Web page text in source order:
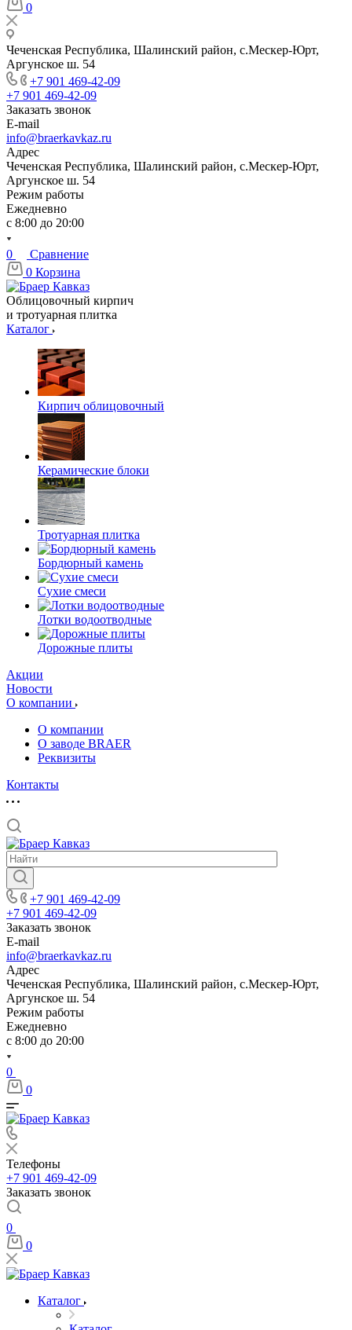
0
Чеченская Республика, Шалинский район, с.Мескер-Юрт,
Аргунское ш. 54
+7 901 469-42-09
+7 901 469-42-09
Заказать звонок
E-mail
info@braerkavkaz.ru
Адрес
Чеченская Республика, Шалинский район, с.Мескер-Юрт,
Аргунское ш. 54
Режим работы
Ежедневно
с 8:00 до 20:00
0
Сравнение
0 Корзина
Облицовочный кирпич
и тротуарная плитка
Каталог
Кирпич облицовочный
Керамические блоки
Тротуарная плитка
Бордюрный камень
Сухие смеси
Лотки водоотводные
Дорожные плиты
Акции
Новости
О компании
О компании
О заводе BRAER
Реквизиты
Контакты
+7 901 469-42-09
+7 901 469-42-09
Заказать звонок
E-mail
info@braerkavkaz.ru
Адрес
Чеченская Республика, Шалинский район, с.Мескер-Юрт,
Аргунское ш. 54
Режим работы
Ежедневно
с 8:00 до 20:00
0
0
Телефоны
+7 901 469-42-09
Заказать звонок
0
0
Каталог